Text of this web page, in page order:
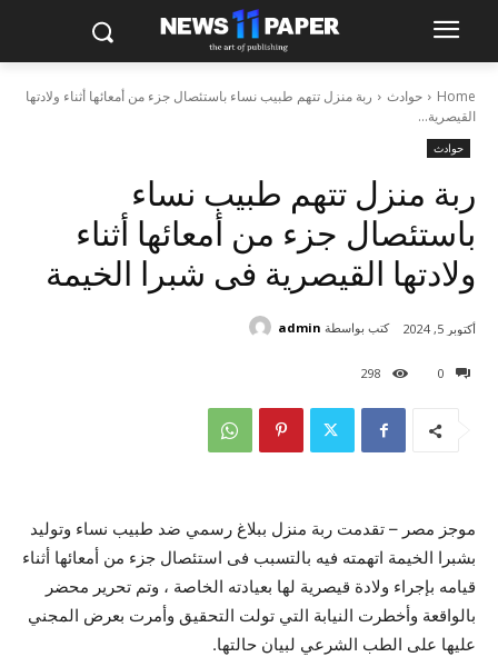
Home حوادث
ربة منزل تتهم طبيب نساء باستئصال جزء من أمعائها أثناء ولادتها
القيصرية...
حوادث
ربة منزل تتهم طبيب نساء
باستئصال جزء من أمعائها أثناء
ولادتها القيصرية فى شبرا الخيمة
0
298
أكتوبر 5, 2024 كتب بواسطة admin
موجز مصر – تقدمت ربة منزل ببلاغ رسمي ضد طبيب نساء وتوليد
بشبرا الخيمة اتهمته فيه بالتسبب فى استئصال جزء من أمعائها أثناء
قيامه بإجراء ولادة قيصرية لها بعيادته الخاصة ، وتم تحرير محضر
بالواقعة وأخطرت النيابة التي تولت التحقيق وأمرت بعرض المجني
عليها على الطب الشرعي لبيان حالتها.